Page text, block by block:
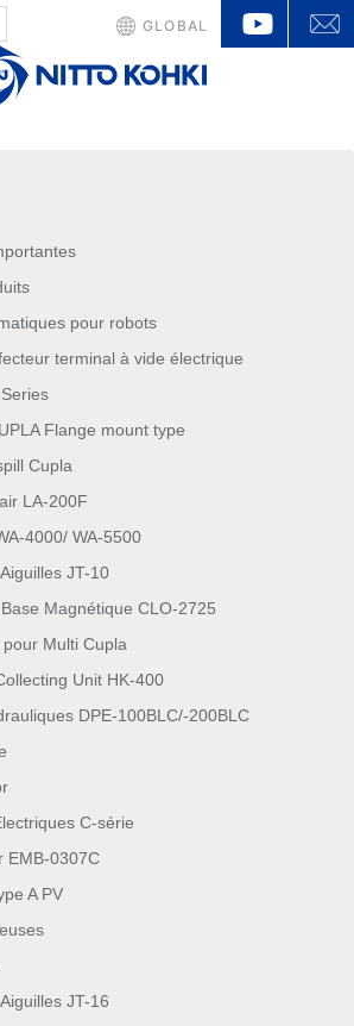
pour robots
terminal à vide électrique
Flange mount type
Cupla
LA-200F
4000/ WA-5500
JT-10
Magnétique CLO-2725
Multi Cupla
Unit HK-400
DPE-100BLC/-200BLC
C-série
EMB-0307C
A PV
JT-16
GLOBAL